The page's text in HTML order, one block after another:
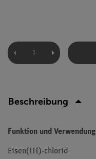
Beschreibung
Funktion und Verwendung
Eisen(III)-chlorid